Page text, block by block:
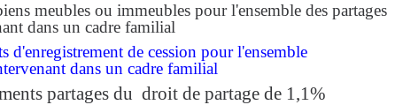
meubles ou immeubles pour l'ensemble des partages
dans un cadre familial
d'enregistrement de cession pour l'ensemble
dans un cadre familial
partages du droit de partage de 1,1%